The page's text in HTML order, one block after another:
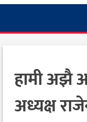
हामी अझै
अध्यक्ष